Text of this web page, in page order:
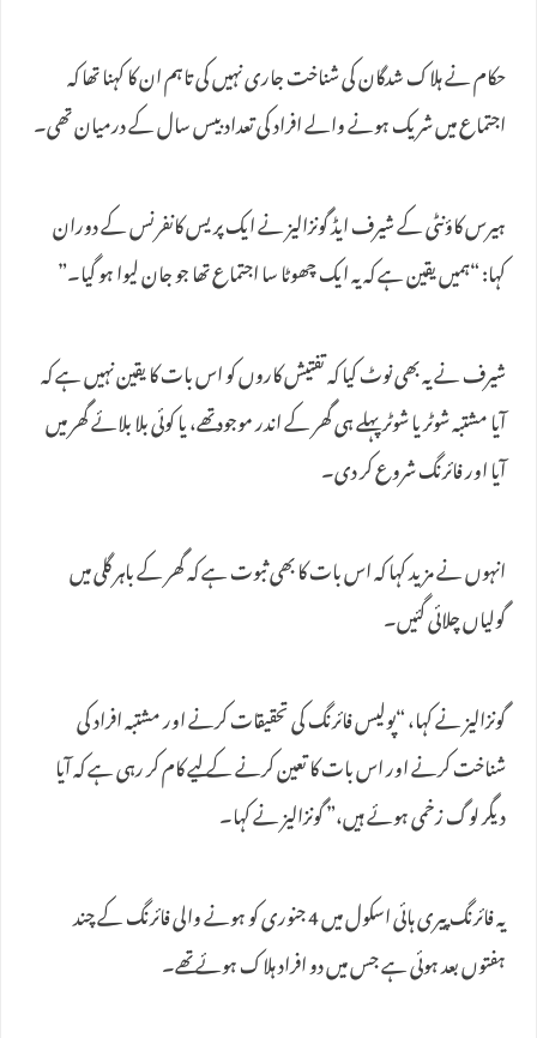
حکام نے ہلاک شدگان کی شناخت جاری نہیں کی تاہم ان کا کہنا تھا کہ
اجتماع میں شریک ہونے والے افراد کی تعداد بیس سال کے درمیان تھی۔
ہیرس کاؤنٹی کے شیرف ایڈ گونزالیز نے ایک پریس کانفرنس کے دوران
کہا: “ہمیں یقین ہے کہ یہ ایک چھوٹا سا اجتماع تھا جو جان لیوا ہو گیا۔”
شیرف نے یہ بھی نوٹ کیا کہ تفتیش کاروں کو اس بات کا یقین نہیں ہے کہ
آیا مشتبہ شوٹر یا شوٹر پہلے ہی گھر کے اندر موجود تھے، یا کوئی بلا بلائے گھر میں
آیا اور فائرنگ شروع کر دی۔
انہوں نے مزید کہا کہ اس بات کا بھی ثبوت ہے کہ گھر کے باہر گلی میں
گولیاں چلائی گئیں۔
گونزالیز نے کہا، “پولیس فائرنگ کی تحقیقات کرنے اور مشتبہ افراد کی
شناخت کرنے اور اس بات کا تعین کرنے کے لیے کام کر رہی ہے کہ آیا
دیگر لوگ زخمی ہوئے ہیں،” گونزالیز نے کہا۔
یہ فائرنگ پیری ہائی اسکول میں 4 جنوری کو ہونے والی فائرنگ کے چند
ہفتوں بعد ہوئی ہے جس میں دو افراد ہلاک ہوئے تھے۔